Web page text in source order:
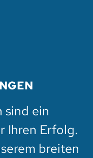
sind ein
Ihren Erfolg.
breiten